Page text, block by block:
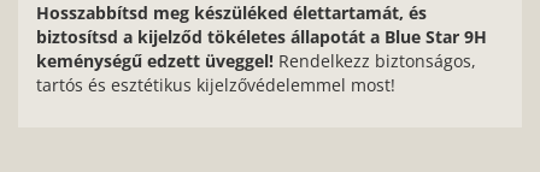
Hosszabbítsd meg készüléked élettartamát, és
biztosítsd a kijelződ tökéletes állapotát a Blue Star 9H
keménységű edzett üveggel! Rendelkezz biztonságos,
tartós és esztétikus kijelzővédelemmel most!